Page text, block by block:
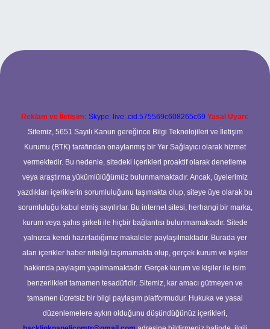
Reklam ve İletişim: Skype: live:.cid.575569c608265c69 Yasal Uyarı:
Sitemiz, 5651 Sayılı Kanun gereğince Bilgi Teknolojileri ve İletişim
Kurumu (BTK) tarafından onaylanmış bir Yer Sağlayıcı olarak hizmet
vermektedir. Bu nedenle, sitedeki içerikleri proaktif olarak denetleme
veya araştırma yükümlülüğümüz bulunmamaktadır. Ancak, üyelerimiz
yazdıkları içeriklerin sorumluluğunu taşımakta olup, siteye üye olarak bu
sorumluluğu kabul etmiş sayılırlar. Bu internet sitesi, herhangi bir marka,
kurum veya şahıs şirketi ile hiçbir bağlantısı bulunmamaktadır. Sitede
yalnızca kendi hazırladığımız makaleler paylaşılmaktadır. Burada yer
alan içerikler haber niteliği taşımamakta olup, gerçek kurum ve kişiler
hakkında paylaşım yapılmamaktadır. Gerçek kurum ve kişiler ile isim
benzerlikleri tamamen tesadüfidir. Sitemiz, kar amacı gütmeyen ve
tamamen ücretsiz bir bilgi paylaşım platformudur. Hukuka ve yasal
düzenlemelere aykırı olduğunu düşündüğünüz içerikleri,